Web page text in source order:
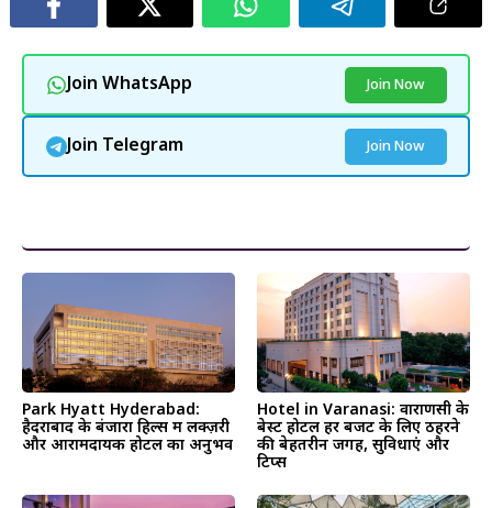
Join WhatsApp Join Now
Join Telegram Join Now
Park Hyatt Hyderabad:
हैदराबाद के बंजारा हिल्स में लक्ज़री
और आरामदायक होटल का अनुभव
Hotel in Varanasi: वाराणसी के
बेस्ट होटल हर बजट के लिए ठहरने
की बेहतरीन जगहें, सुविधाएं और
टिप्स